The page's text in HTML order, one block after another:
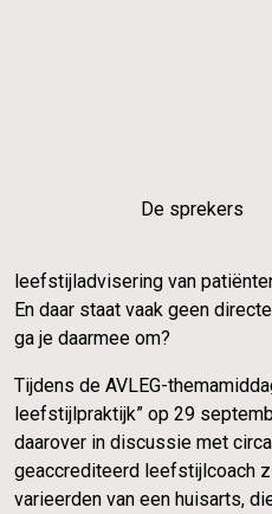
De sprekers
leefstijladvisering van
En daar staat vaak geen
ga je daarmee om?
Tijdens de AVLEG-
leefstijlpraktijk” op 29
daarover in discussie met
geaccrediteerd leefstijlcoach
varieerden van een huisarts,